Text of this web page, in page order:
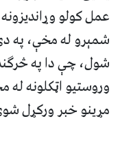
عمل کولو
شول، چې دا په
وروستيو اټکلونه له
مړینو خبر ورکړل